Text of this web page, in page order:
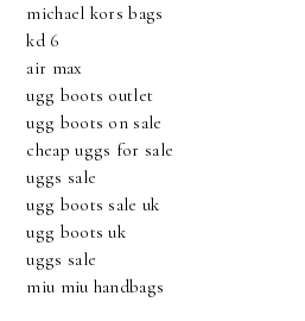
michael kors bags
kd 6
air max
ugg boots outlet
ugg boots on sale
cheap uggs for sale
uggs sale
ugg boots sale uk
ugg boots uk
uggs sale
miu miu handbags